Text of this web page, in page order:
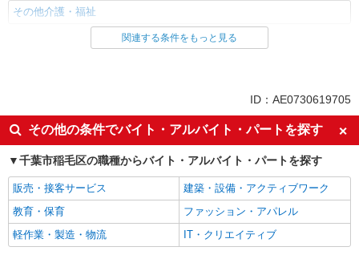
その他介護・福祉
同じ雇用形態から稲毛駅の求人を探す
入社日応相談
未経験歓迎
経験者・有資格者歓迎
新卒・第二新卒歓迎
女性活躍中
主婦・主夫歓迎
フリーター歓迎
学歴不問
ブランクOK
ミドル（40代～）活躍中
エルダー（50代～）活躍中
シニア（60代～）活躍中
関連する条件をもっと見る
ID：AE0730619705
その他の条件でバイト・アルバイト・パートを探す
千葉市稲毛区の職種からバイト・アルバイト・パートを探す
販売・接客サービス
建築・設備・アクティブワーク
教育・保育
ファッション・アパレル
軽作業・製造・物流
IT・クリエイティブ